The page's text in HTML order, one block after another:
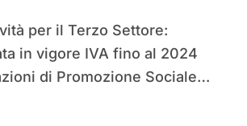
in vigore IVA fino al 2024
di Promozione Sociale…